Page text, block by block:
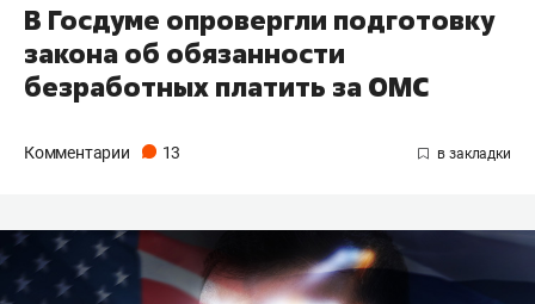
В Госдуме опровергли подготовку
закона об обязанности
безработных платить за ОМС
Комментарии 13